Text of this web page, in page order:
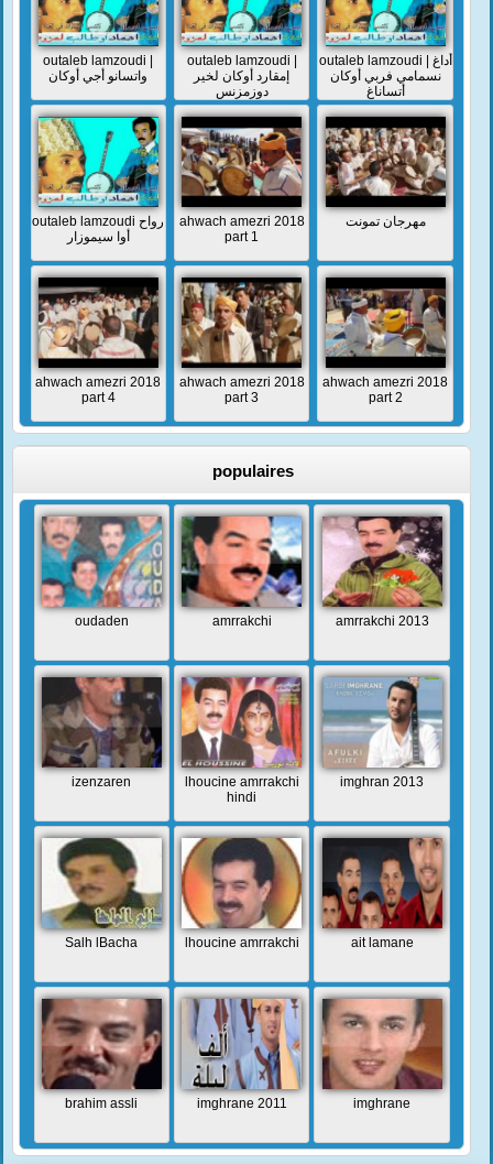
outaleb lamzoudi |
واتسانو أجي أوكان
outaleb lamzoudi |
إمقارد أوكان لخير
دوزمزنس
outaleb lamzoudi | أداغ
نسمامي فربي أوكان
أتساناغ
outaleb lamzoudi رواح
أوا سيموزار
ahwach amezri 2018
part 1
مهرجان تمونت
ahwach amezri 2018
part 4
ahwach amezri 2018
part 3
ahwach amezri 2018
part 2
populaires
oudaden amrrakchi amrrakchi 2013
izenzaren
lhoucine amrrakchi
hindi
imghran 2013
Salh lBacha lhoucine amrrakchi ait lamane
brahim assli imghrane 2011 imghrane